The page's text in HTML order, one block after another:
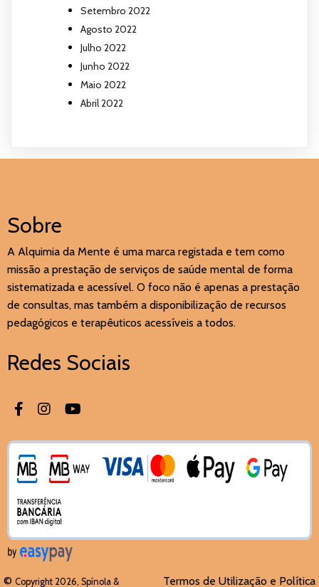
Setembro 2022
Agosto 2022
Julho 2022
Junho 2022
Maio 2022
Abril 2022
Sobre
A Alquimia da Mente é uma marca registada e tem como
missão a prestação de serviços de saúde mental de forma
sistematizada e acessível. O foco não é apenas a prestação
de consultas, mas também a disponibilização de recursos
pedagógicos e terapêuticos acessíveis a todos.
Redes Sociais
© Copyright 2026, Spínola & Termos de Utilização e Política